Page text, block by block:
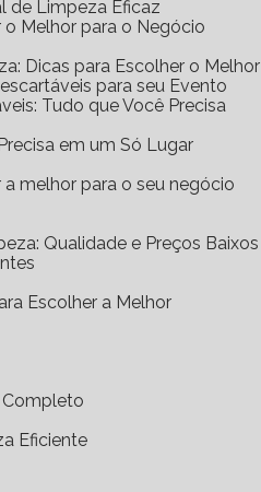
de Limpeza Eficaz
o Melhor para o Negócio
Dicas para Escolher o Melhor
para seu Evento
Tudo que Você Precisa
em um Só Lugar
a melhor para o seu negócio
Qualidade e Preços Baixos
Escolher a Melhor
Completo
Eficiente